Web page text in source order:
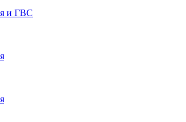
и ГВС